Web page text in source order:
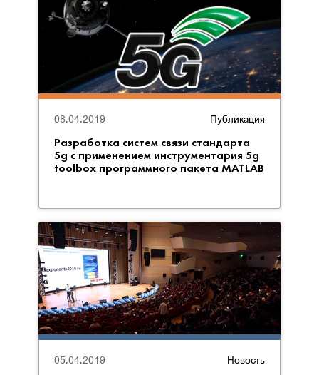
Публикация
Разработка систем связи стандарта
5g с применением инструментария 5g
toolbox программного пакета MATLAB
08.04.2019
Новость
05.04.2019